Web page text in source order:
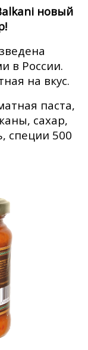
новый
в России.
на вкус.
паста,
сахар,
специи 500